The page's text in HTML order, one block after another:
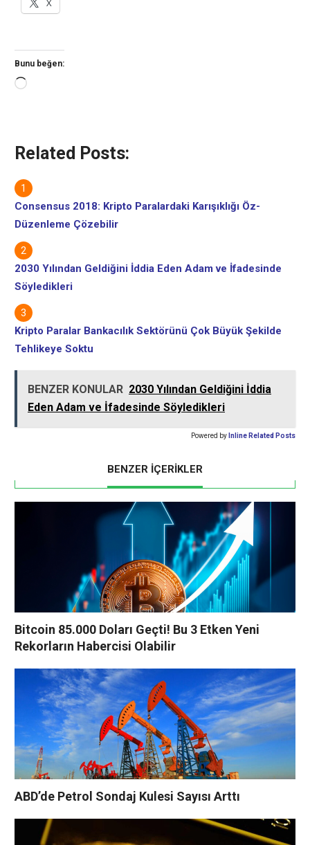
X
Bunu beğen:
Yükleniyor...
Related Posts:
Consensus 2018: Kripto Paralardaki Karışıklığı Öz-
Düzenleme Çözebilir
2030 Yılından Geldiğini İddia Eden Adam ve İfadesinde
Söyledikleri
Kripto Paralar Bankacılık Sektörünü Çok Büyük Şekilde
Tehlikeye Soktu
BENZER KONULAR 2030 Yılından Geldiğini İddia
Eden Adam ve İfadesinde Söyledikleri
Powered by Inline Related Posts
BENZER İÇERİKLER
Bitcoin 85.000 Doları Geçti! Bu 3 Etken Yeni
Rekorların Habercisi Olabilir
ABD’de Petrol Sondaj Kulesi Sayısı Arttı